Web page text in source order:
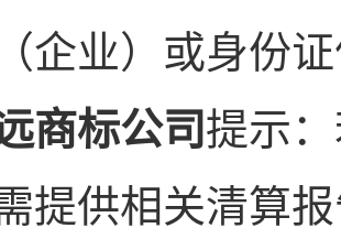
（企业）或身份
商标公司提示
提供相关清算